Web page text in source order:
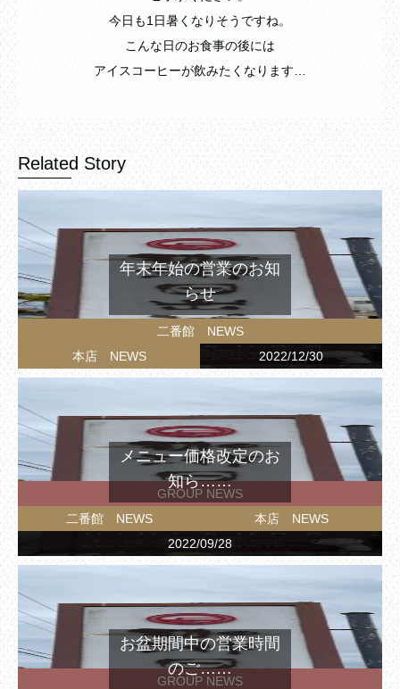
今日も1日暑くなりそうですね。
こんな日のお食事の後には
アイスコーヒーが飲みたくなります…
Related Story
二番館 NEWS
本店 NEWS
2022/12/30
年末年始の営業のお知
らせ
GROUP NEWS
二番館 NEWS
本店 NEWS
2022/09/28
メニュー価格改定のお
知ら……
GROUP NEWS
お盆期間中の営業時間
のご……